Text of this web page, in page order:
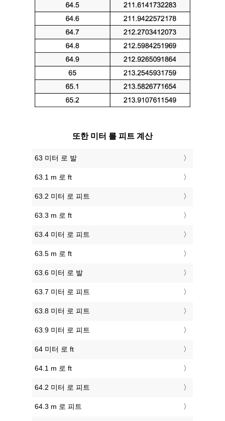
또한 미터 를 피트 계산
63 미터 로 발
63.1 m 로 ft
63.2 미터 로 피트
63.3 m 로 ft
63.4 미터 로 피트
63.5 m 로 ft
63.6 미터 로 발
63.7 미터 로 피트
63.8 미터 로 피트
63.9 미터 로 피트
64 미터 로 ft
64.1 m 로 ft
64.2 미터 로 피트
64.3 m 로 피트